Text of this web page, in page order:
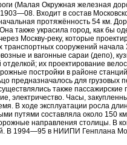
(Малая Окружная железная
Входит в состав
протяжённость 54 км.
также украсила город, как бы
Москву-реку, которые
транспортных сооружений
и вагонные сараи (депо),
их проектирование
постройки в районе
предназначалось для грузовых
также
электричество. Часы,
В ходе эксплуатации росла
путями составляла около 150
направления столицы. В
В 1994—95 в НИИПИ Генплана